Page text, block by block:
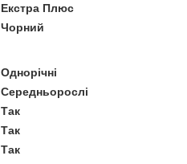
Екстра Плюс
Чорний
Однорічні
Середньорослі
Так
Так
Так